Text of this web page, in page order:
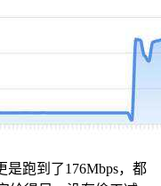
是跑到了176Mbps，都